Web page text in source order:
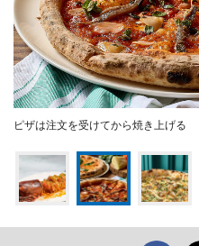
ピザは注文を受けてから焼き上げる